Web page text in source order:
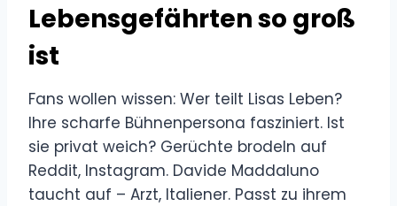
Lebensgefährten so groß
ist
Fans wollen wissen: Wer teilt Lisas Leben?
Ihre scharfe Bühnenpersona fasziniert. Ist
sie privat weich? Gerüchte brodeln auf
Reddit, Instagram. Davide Maddaluno
taucht auf – Arzt, Italiener. Passt zu ihrem